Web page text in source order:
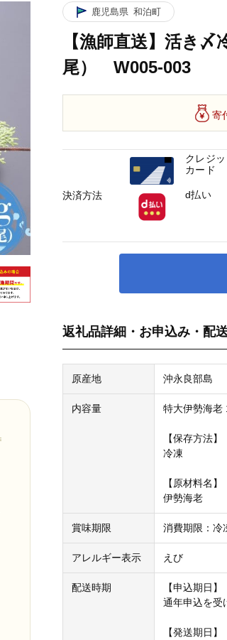
鹿児島県 和泊町
【漁師直送】活き
尾） W005-003
寄
返礼品詳細・お申込み・配
原産地 沖永良部島
内容量 特大伊勢海老
【保存方法】
冷凍
【原材料名】
伊勢海老
賞味期限 消費期限：冷
アレルギー表示 えび
配送時期
【申込期日】
通年申込を受
【発送期日】
決済方法
クレジッ
カード
d払い